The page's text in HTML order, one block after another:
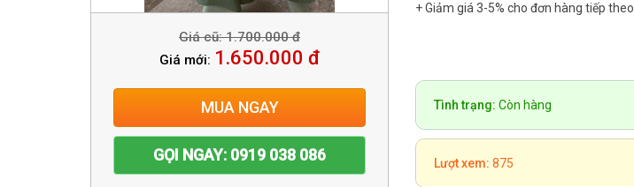
Giá cũ: 1.700.000 đ
Giá mới: 1.650.000 đ
MUA NGAY
GỌI NGAY: 0919 038 086
+ Giảm giá 3-5% cho đơn hàng tiếp theo.
Tình trạng: Còn hàng
Lượt xem: 875